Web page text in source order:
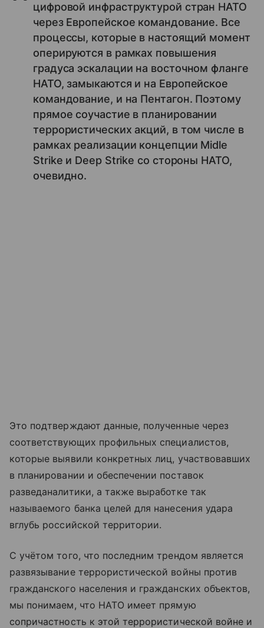
цифровой инфраструктурой стран НАТО
через Европейское командование. Все
процессы, которые в настоящий момент
оперируются в рамках повышения
градуса эскалации на восточном фланге
НАТО, замыкаются и на Европейское
командование, и на Пентагон. Поэтому
прямое соучастие в планировании
террористических акций, в том числе в
рамках реализации концепции Midle
Strike и Deep Strike со стороны НАТО,
очевидно.
Это подтверждают данные, полученные через
соответствующих профильных специалистов,
которые выявили конкретных лиц, участвовавших
в планировании и обеспечении поставок
разведаналитики, а также выработке так
называемого банка целей для нанесения удара
вглубь российской территории.
С учётом того, что последним трендом является
развязывание террористической войны против
гражданского населения и гражданских объектов,
мы понимаем, что НАТО имеет прямую
сопричастность к этой террористической войне и